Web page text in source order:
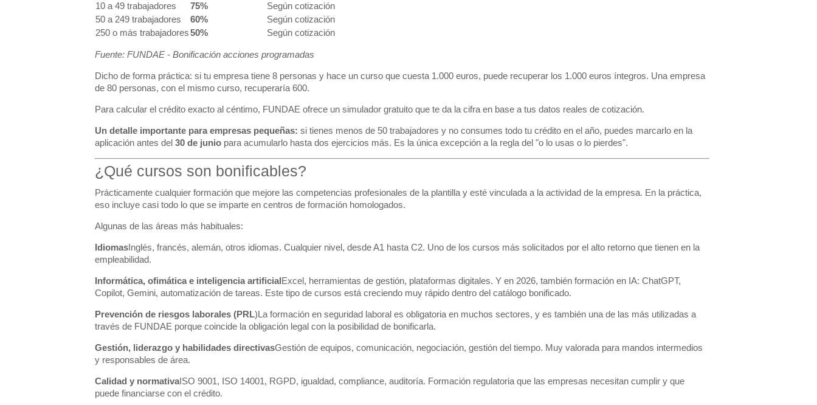
10 a 49 trabajadores
75%
Según cotización
50 a 249 trabajadores
60%
Según cotización
250 o más trabajadores50% Según cotización
Fuente: FUNDAE - Bonificación acciones programadas
Dicho de forma práctica: si tu empresa tiene 8 personas y hace un curso que cuesta 1.000 euros, puede recuperar los 1.000 euros íntegros. Una empresa
de 80 personas, con el mismo curso, recuperaría 600.
Para calcular el crédito exacto al céntimo, FUNDAE ofrece un simulador gratuitoque te da la cifra en base a tus datos reales de cotización.
Un detalle importante para empresas pequeñas: si tienes menos de 50 trabajadores y no consumes todo tu crédito en el año, puedes marcarlo en la
aplicación antes del 30 de juniopara acumularlo hasta dos ejercicios más. Es la única excepción a la regla del "o lo usas o lo pierdes".
¿Qué cursos son bonificables?
Prácticamente cualquier formación que mejore las competencias profesionales de la plantilla y esté vinculada a la actividad de la empresa. En la práctica,
eso incluye casi todo lo que se imparte en centros de formación homologados.
Algunas de las áreas más habituales:
IdiomasInglés, francés, alemán, otros idiomas. Cualquier nivel, desde A1 hasta C2. Uno de los cursos más solicitados por el alto retorno que tienen en la
empleabilidad.
Informática, ofimática e inteligencia artificialExcel, herramientas de gestión, plataformas digitales. Y en 2026, también formación en IA: ChatGPT,
Copilot, Gemini, automatización de tareas. Este tipo de cursos está creciendo muy rápido dentro del catálogo bonificado.
Prevención de riesgos laborales (PRL)La formación en seguridad laboral es obligatoria en muchos sectores, y es también una de las más utilizadas a
través de FUNDAE porque coincide la obligación legal con la posibilidad de bonificarla.
Gestión, liderazgo y habilidades directivasGestión de equipos, comunicación, negociación, gestión del tiempo. Muy valorada para mandos intermedios
y responsables de área.
Calidad y normativaISO 9001, ISO 14001, RGPD, igualdad, compliance, auditoría. Formación regulatoria que las empresas necesitan cumplir y que
puede financiarse con el crédito.